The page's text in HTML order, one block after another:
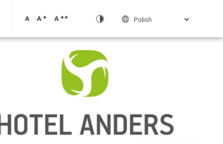
A A + A ++